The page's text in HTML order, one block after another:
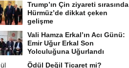
Trump’ın Çin ziyareti sırasında
Hürmüz’de dikkat çeken
gelişme
Vali Hamza Erkal’ın Acı Günü:
Emir Uğur Erkal Son
Yolculuğuna Uğurlandı
Ödül Değil Ticaret mi?